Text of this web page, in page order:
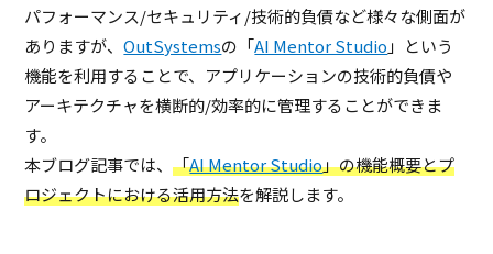
パフォーマンス/セキュリティ/技術的負債など様々な側面が
ありますが、OutSystemsの「AI Mentor Studio 」という
機能を利用することで、アプリケーションの技術的負債や
アーキテクチャを横断的/効率的に管理することができま
す。
本ブログ記事では、「AI Mentor Studio」の機能概要とプ
ロジェクトにおける活用方法を解説します。